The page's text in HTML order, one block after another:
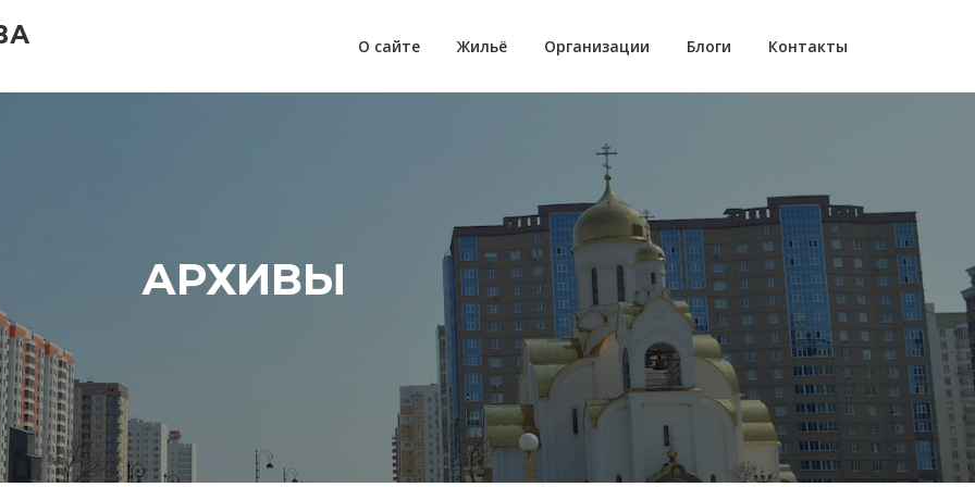
О сайте Жильё Организации Блоги Контакты
АРХИВЫ